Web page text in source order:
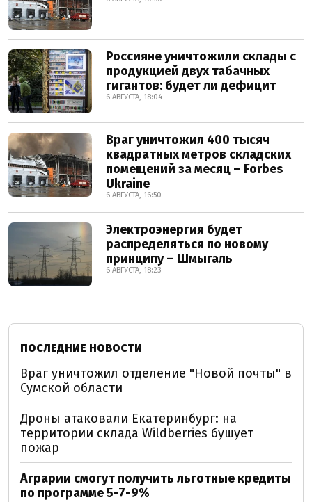
Россияне уничтожили склады с
продукцией двух табачных
гигантов: будет ли дефицит
6 АВГУСТА, 18:04
Враг уничтожил 400 тысяч
квадратных метров складских
помещений за месяц – Forbes
Ukraine
6 АВГУСТА, 16:50
Электроэнергия будет
распределяться по новому
принципу – Шмыгаль
6 АВГУСТА, 18:23
ПОСЛЕДНИЕ НОВОСТИ
Враг уничтожил отделение "Новой почты" в
Сумской области
Дроны атаковали Екатеринбург: на
территории склада Wildberries бушует
пожар
Аграрии смогут получить льготные кредиты
по программе 5-7-9%